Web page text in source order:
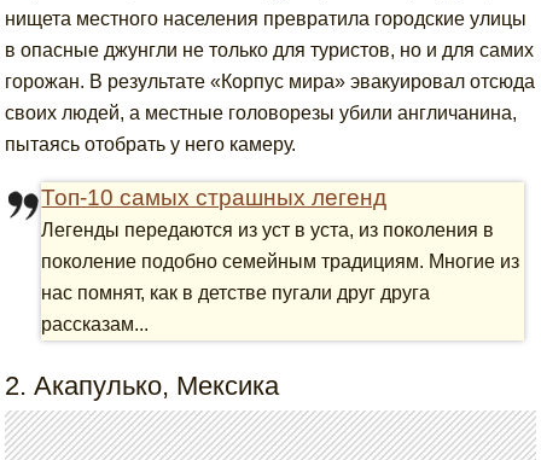
нищета местного населения превратила городские улицы
в опасные джунгли не только для туристов, но и для самих
горожан. В результате «Корпус мира» эвакуировал отсюда
своих людей, а местные головорезы убили англичанина,
пытаясь отобрать у него камеру.
Топ-10 самых страшных легенд
Легенды передаются из уст в уста, из поколения в
поколение подобно семейным традициям. Многие из
нас помнят, как в детстве пугали друг друга
рассказам...
2. Акапулько, Мексика